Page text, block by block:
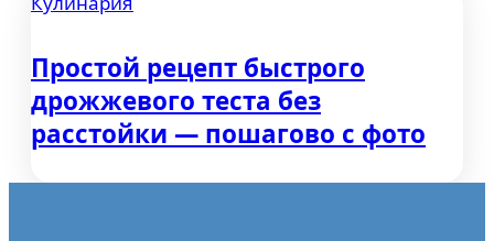
Простой рецепт быстрого
дрожжевого теста без
расстойки — пошагово с фото